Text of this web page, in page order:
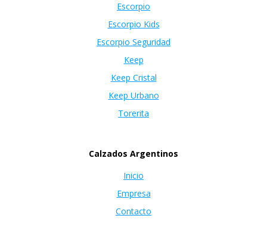
Escorpio
Escorpio Kids
Escorpio Seguridad
Keep
Keep Cristal
Keep Urbano
Torerita
Calzados Argentinos
Inicio
Empresa
Contacto